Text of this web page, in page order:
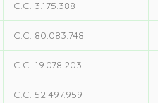
C.C. 3.175.388
C.C. 80.083.748
C.C. 19.078.203
C.C. 52.497.959